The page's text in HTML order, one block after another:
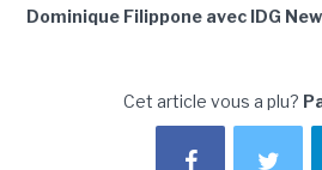
Dominique Filippone avec IDG
Cet article vous a plu?